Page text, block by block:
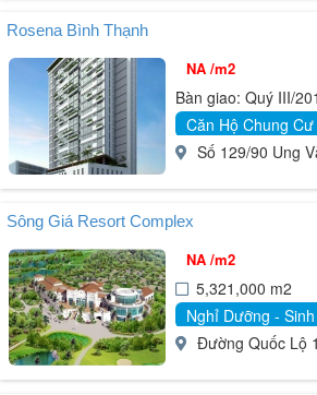
Rosena Bình Thạnh
NA /m2
Bàn giao: Quý III/
Căn Hộ Chung Cư
Số 129/90 Ung
Sông Giá Resort Complex
NA /m2
5,321,000 m2
Nghỉ Dưỡng -
Đường Quốc Lộ